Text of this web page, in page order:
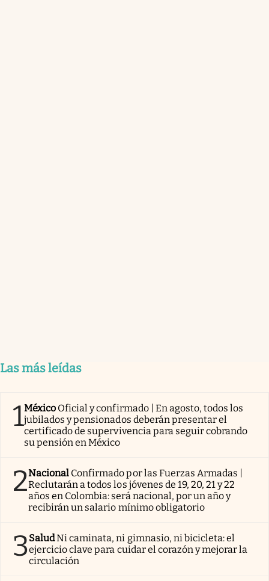
Las más leídas
1México Oficial y confirmado | En agosto, todos los
jubilados y pensionados deberán presentar el
certificado de supervivencia para seguir cobrando
su pensión en México
2Nacional Confirmado por las Fuerzas Armadas |
Reclutarán a todos los jóvenes de 19, 20, 21 y 22
años en Colombia: será nacional, por un año y
recibirán un salario mínimo obligatorio
3SaludNi caminata, ni gimnasio, ni bicicleta: el
ejercicio clave para cuidar el corazón y mejorar la
circulación